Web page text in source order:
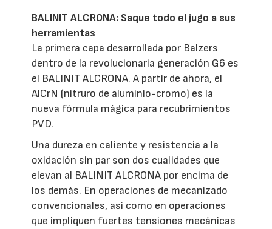
BALINIT ALCRONA: Saque todo el jugo a sus
herramientas
La primera capa desarrollada por Balzers
dentro de la revolucionaria generación G6 es
el BALINIT ALCRONA. A partir de ahora, el
AlCrN (nitruro de aluminio-cromo) es la
nueva fórmula mágica para recubrimientos
PVD.
Una dureza en caliente y resistencia a la
oxidación sin par son dos cualidades que
elevan al BALINIT ALCRONA por encima de
los demás. En operaciones de mecanizado
convencionales, así como en operaciones
que impliquen fuertes tensiones mecánicas